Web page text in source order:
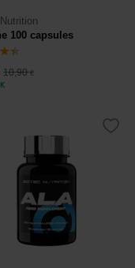
100 capsules
10,90€